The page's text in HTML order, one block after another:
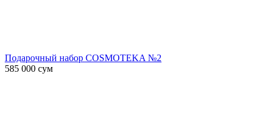
Подарочный набор COSMOTEKA №2
585 000 сум